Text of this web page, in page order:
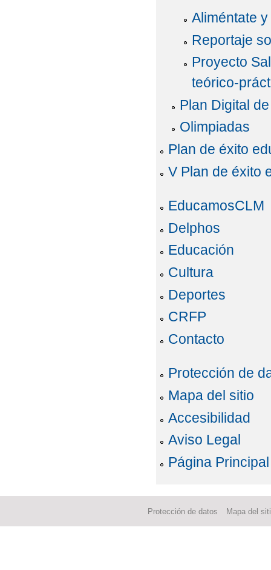
Aliméntate
Reportaje
Proyecto
teórico-
Plan Digital
Olimpiadas
Plan de éxito
V Plan de éxito
EducamosCLM
Delphos
Educación
Cultura
Deportes
CRFP
Contacto
Protección de
Mapa del sitio
Accesibilidad
Aviso Legal
Página Principal
Protección de datos Mapa del